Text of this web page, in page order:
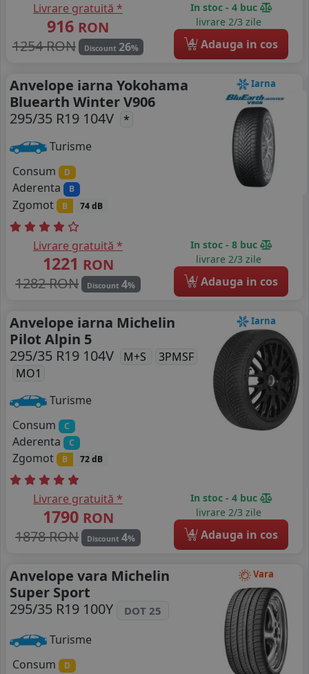
Livrare gratuită *
916 RON
1254 RON
Discount 26%
In stoc - 4 buc
livrare 2/3 zile
4 Adauga in cos
Iarna
Anvelope iarna Yokohama
Bluearth Winter V906
295/35 R19 104V
*
Turisme
Consum
D
Aderenta B
Zgomot B 74 dB
Livrare gratuită *
1221 RON
1282 RON
Discount 4%
In stoc - 8 buc
livrare 2/3 zile
4 Adauga in cos
Iarna
Anvelope iarna Michelin
Pilot Alpin 5
295/35 R19 104V
M+S
3PMSF
MO1
Turisme
Consum
C
Aderenta C
Zgomot B 72 dB
Livrare gratuită *
1790 RON
1878 RON
Discount 4%
In stoc - 4 buc
livrare 2/3 zile
4 Adauga in cos
Vara
Anvelope vara Michelin
Super Sport
295/35 R19 100Y
DOT 25
Turisme
Consum
D